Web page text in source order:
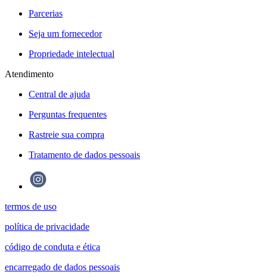
Parcerias
Seja um fornecedor
Propriedade intelectual
Atendimento
Central de ajuda
Perguntas frequentes
Rastreie sua compra
Tratamento de dados pessoais
termos de uso
política de privacidade
código de conduta e ética
encarregado de dados pessoais